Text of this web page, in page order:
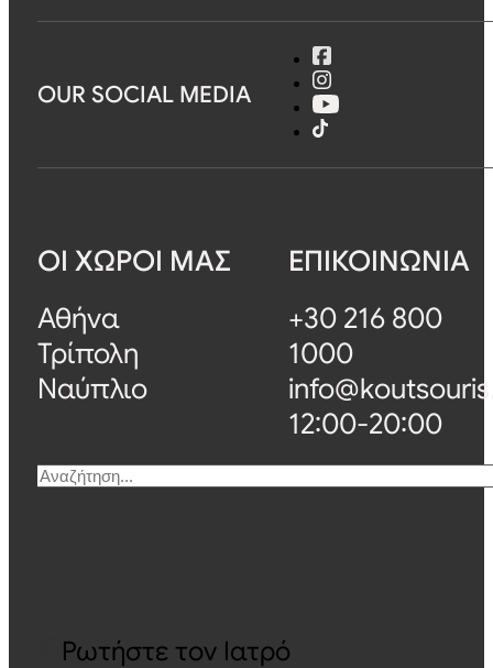
OUR SOCIAL MEDIA
ΟΙ ΧΩΡΟΙ ΜΑΣ
Αθήνα
Τρίπολη
Ναύπλιο
ΕΠΙΚΟΙΝΩΝΙΑ
+30 216 800
1000
12:00-20:00
Αναζήτηση
Ρωτήστε τον Ιατρό